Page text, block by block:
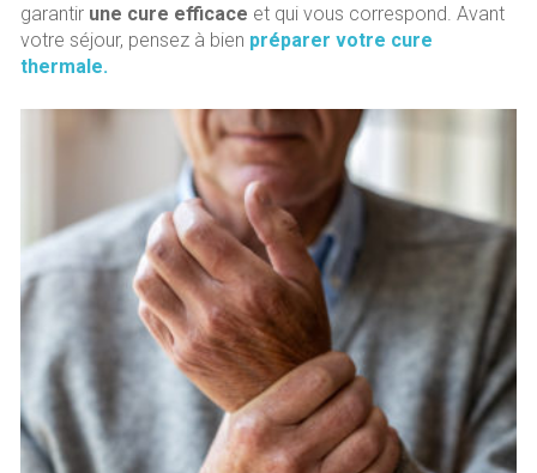
garantir une cure efficace et qui vous correspond. Avant
votre séjour, pensez à bien préparer votre cure
thermale.